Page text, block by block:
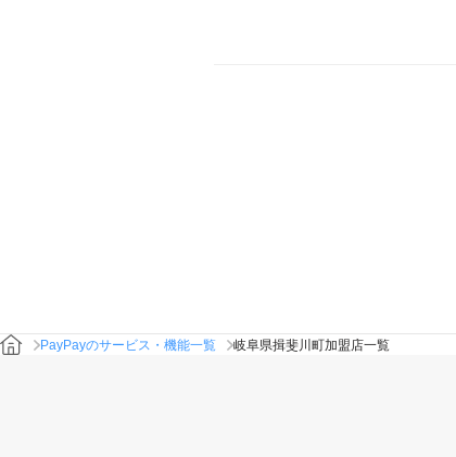
PayPayのサービス・機能一覧 岐阜県揖斐川町加盟店一覧